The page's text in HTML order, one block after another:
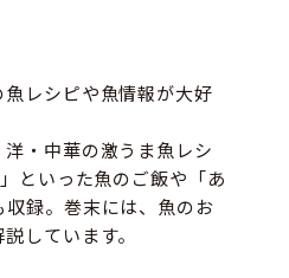
レシピや魚情報が大好
・中華の激うま魚レシ
といった魚のご飯や「あ
録。巻末には、魚のお
しています。